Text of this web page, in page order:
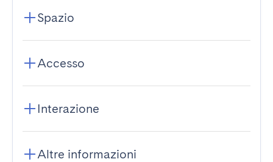
Spazio
Accesso
Interazione
Altre informazioni